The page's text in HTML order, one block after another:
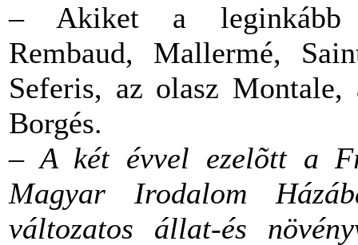
– Akiket a leginkább
Rembaud, Mallermé,
Seferis, az olasz Montale,
Borgés.
– A két évvel ezelõtt a
Magyar Irodalom
változatos állat-és